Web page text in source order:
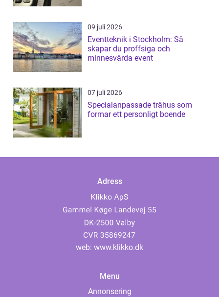
09 juli 2026
Eventteknik i Stockholm: Så
skapar du proffsiga och
minnesvärda event
07 juli 2026
Specialanpassade trähus som
formar ett personligt boende
Adress
web: www.klikko.dk
Menu
Annonsering